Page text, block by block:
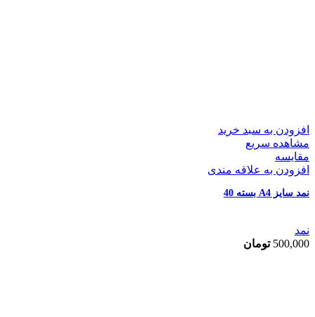
افزودن به سبد خرید
مشاهده سریع
مقایسه
افزودن به علاقه مندی
نمد سایز A4 بسته 40
نمد
500,000 تومان